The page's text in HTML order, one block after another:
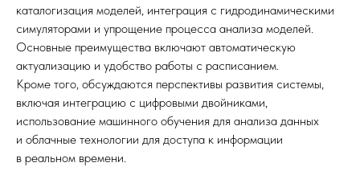
каталогизация моделей, интеграция с гидродинамическими
симуляторами и упрощение процесса анализа моделей.
Основные преимущества включают автоматическую
актуализацию и удобство работы с расписанием.
Кроме того, обсуждаются перспективы развития системы,
включая интеграцию с цифровыми двойниками,
использование машинного обучения для анализа данных
и облачные технологии для доступа к информации
в реальном времени.